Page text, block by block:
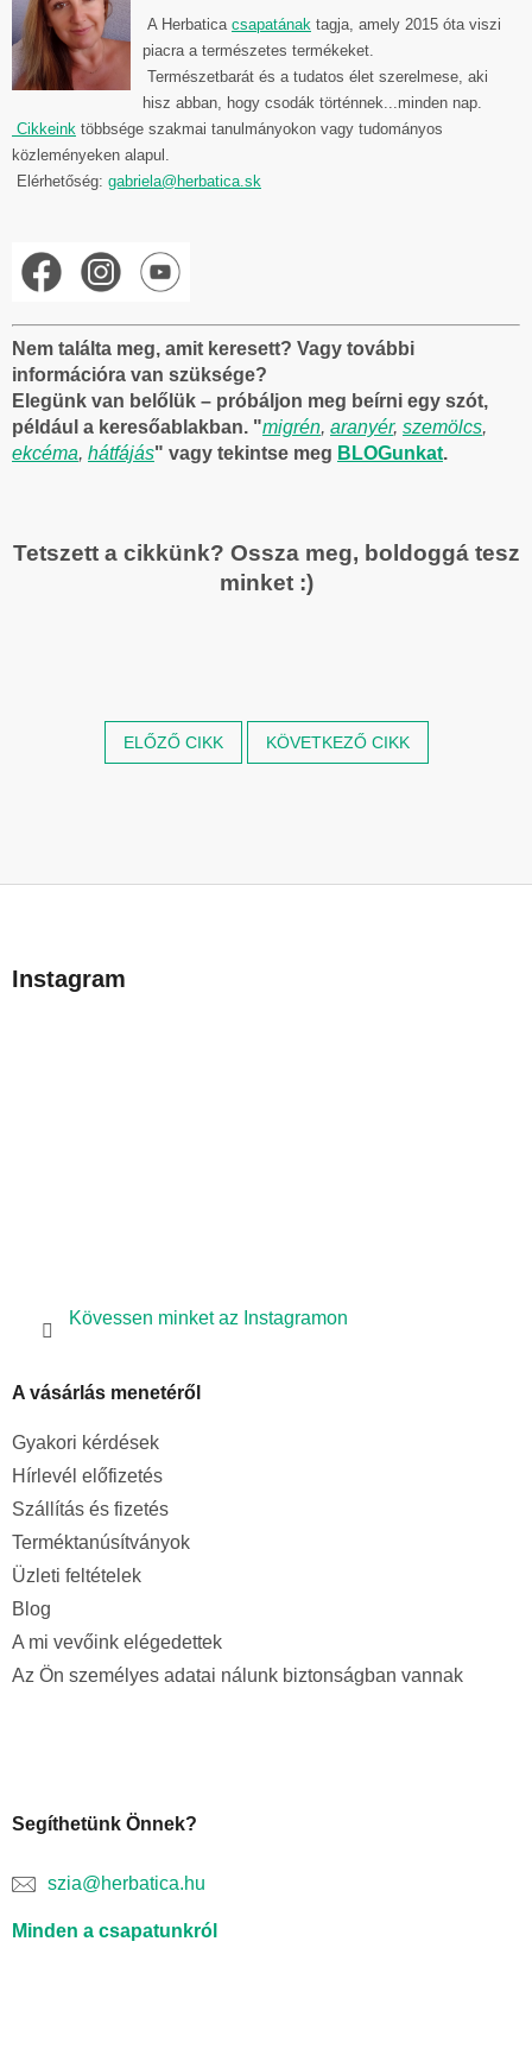
A Herbatica csapatának tagja, amely 2015 óta viszi
piacra a természetes termékeket.
Természetbarát és a tudatos élet szerelmese, aki
hisz abban, hogy csodák történnek...minden nap.
Cikkeink többsége szakmai tanulmányokon vagy tudományos
közleményeken alapul.
Elérhetőség: gabriela@herbatica.sk
Nem találta meg, amit keresett? Vagy további
információra van szüksége?
Elegünk van belőlük – próbáljon meg beírni egy szót,
például a keresőablakban. "migrén, aranyér, szemölcs,
ekcéma, hátfájás" vagy tekintse meg BLOGunkat.
Tetszett a cikkünk? Ossza meg, boldoggá tesz
minket :)
ELŐZŐ CIKK KÖVETKEZŐ CIKK
bInstagram
Kövessen minket az Instagramon
A vásárlás menetéről
Gyakori kérdések
Hírlevél előfizetés
Szállítás és fizetés
Terméktanúsítványok
Üzleti feltételek
Blog
A mi vevőink elégedettek
Az Ön személyes adatai nálunk biztonságban vannak
Segíthetünk Önnek?
szia@herbatica.hu
Minden a csapatunkról